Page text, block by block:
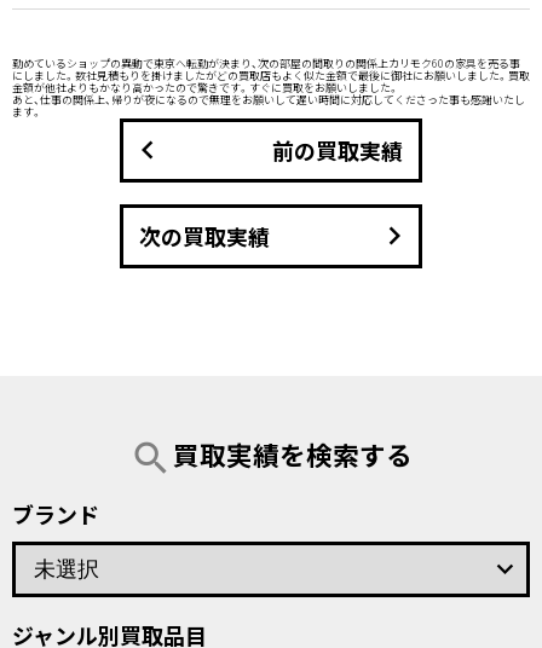
勤めているショップの異動で東京へ転勤が決まり、次の部屋の間取りの関係上カリモク60の家具を売る事
にしました。数社見積もりを掛けましたがどの買取店もよく似た金額で最後に御社にお願いしました。買取
金額が他社よりもかなり高かったので驚きです。すぐに買取をお願いしました。
あと、仕事の関係上、帰りが夜になるので無理をお願いして遅い時間に対応してくださった事も感謝いたし
ます。
前の買取実績
keyboard_arrow_left
次の買取実績 keyboard_arrow_right
search買取実績を検索する
ブランド
keyboard_arrow_down
ジャンル別買取品目